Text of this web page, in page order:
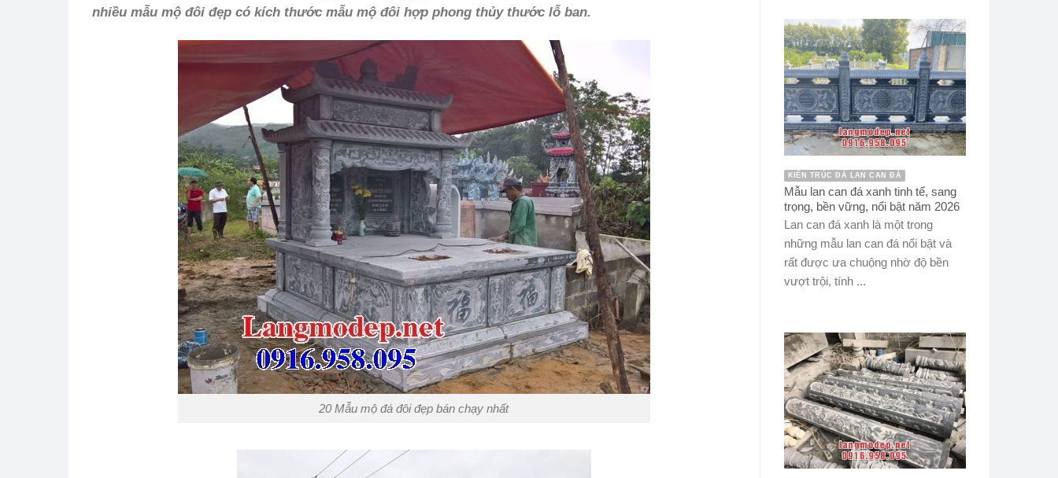
nhiều mẫu mộ đôi đẹp có kích thước mẫu mộ đôi hợp phong thủy thước lỗ ban.
20 Mẫu mộ đá đôi đẹp bán chạy nhất
KIẾN TRÚC ĐÁ LAN CAN ĐÁ
Mẫu lan can đá xanh tinh tế, sang
trọng, bền vững, nổi bật năm 2026
Lan can đá xanh là một trong
những mẫu lan can đá nổi bật và
rất được ưa chuộng nhờ độ bền
vượt trội, tính ...